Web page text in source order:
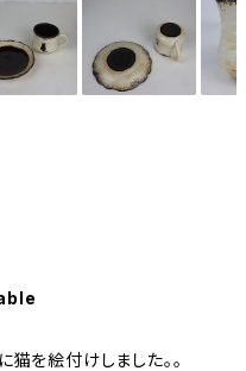
を絵付けしました。。